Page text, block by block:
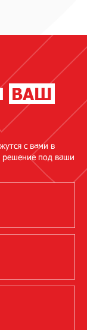
ВАШ
с вами в
решение под ваши